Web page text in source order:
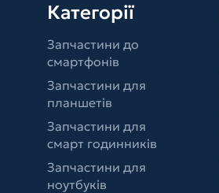
Категорії
Запчастини до
смартфонів
Запчастини для
планшетів
Запчастини для
смарт годинників
Запчастини для
ноутбуків